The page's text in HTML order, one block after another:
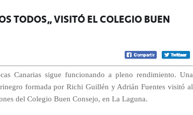
TODOS” VISITÓ EL COLEGIO BUEN
Canarias sigue funcionando a pleno rendimiento. Una
formada por Richi Guillén y Adrián Fuentes visitó al
del Colegio Buen Consejo, en La Laguna.